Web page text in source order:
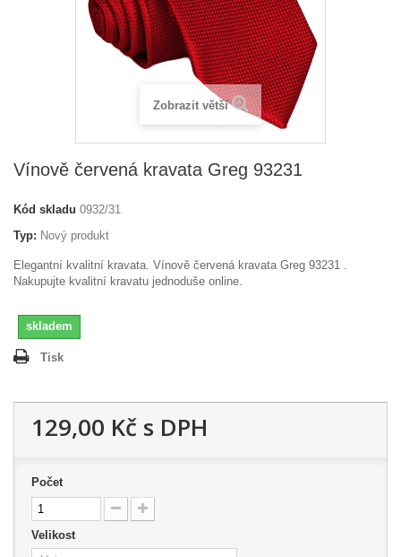
Zobrazit větší
Vínově červená kravata Greg 93231
Kód skladu 0932/31
Typ: Nový produkt
Elegantní kvalitní kravata. Vínově červená kravata Greg 93231 .
Nakupujte kvalitní kravatu jednoduše online.
skladem
Tisk
129,00 Kč s DPH
Počet
Velikost